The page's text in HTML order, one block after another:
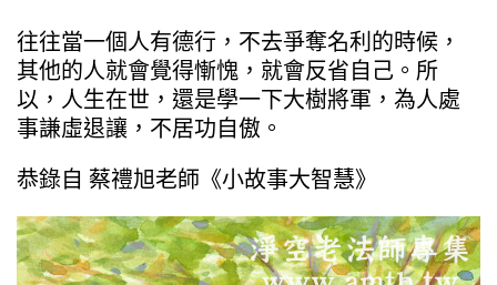
往往當一個人有德行，不去爭奪名利的時候，
其他的人就會覺得慚愧，就會反省自己。所
以，人生在世，還是學一下大樹將軍，為人處
事謙虛退讓，不居功自傲。
恭錄自 蔡禮旭老師《小故事大智慧》